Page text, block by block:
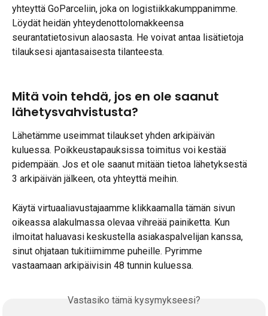
yhteyttä GoParceliin, joka on logistiikkakumppanimme.
Löydät heidän yhteydenottolomakkeensa
seurantatietosivun alaosasta. He voivat antaa lisätietoja
tilauksesi ajantasaisesta tilanteesta.
Mitä voin tehdä, jos en ole saanut
lähetysvahvistusta?
Lähetämme useimmat tilaukset yhden arkipäivän
kuluessa. Poikkeustapauksissa toimitus voi kestää
pidempään. Jos et ole saanut mitään tietoa lähetyksestä
3 arkipäivän jälkeen, ota yhteyttä meihin.
Käytä virtuaaliavustajaamme klikkaamalla tämän sivun
oikeassa alakulmassa olevaa vihreää painiketta. Kun
ilmoitat haluavasi keskustella asiakaspalvelijan kanssa,
sinut ohjataan tukitiimimme puheille. Pyrimme
vastaamaan arkipäivisin 48 tunnin kuluessa.
Vastasiko tämä kysymykseesi?